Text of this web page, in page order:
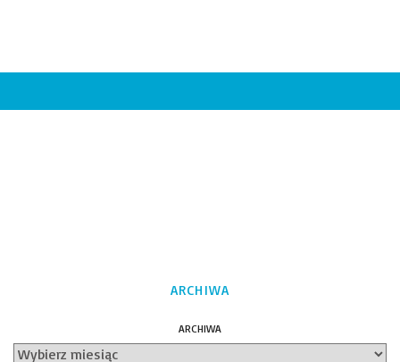
ARCHIWA
ARCHIWA